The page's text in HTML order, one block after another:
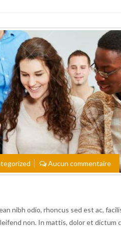
Aucun commentaire
nibh odio, rhoncus sed est ac,
non. In mattis, dolor et dictum